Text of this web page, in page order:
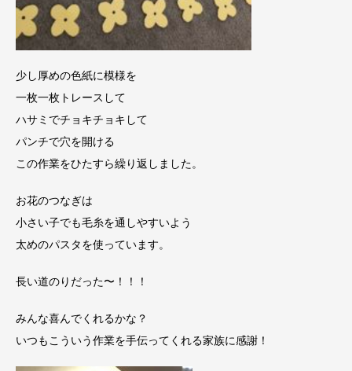
少し厚めの色紙に模様を
一枚一枚トレースして
ハサミでチョキチョキして
パンチで穴を開ける
この作業をひたすら繰り返しました。
お花のつなぎは
小さい子でも毛糸を通しやすいよう
太めのパスタを使っています。
長い道のりだった〜！！！
みんな喜んでくれるかな？
いつもこういう作業を手伝ってくれる家族に感謝！